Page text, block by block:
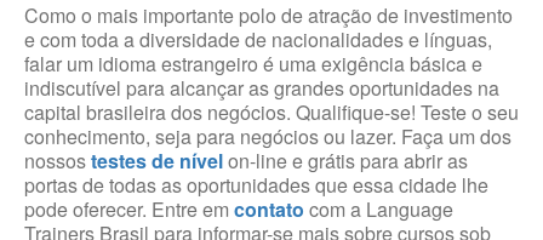
Como o mais importante polo de atração de investimento
e com toda a diversidade de nacionalidades e línguas,
falar um idioma estrangeiro é uma exigência básica e
indiscutível para alcançar as grandes oportunidades na
capital brasileira dos negócios. Qualifique-se! Teste o seu
conhecimento, seja para negócios ou lazer. Faça um dos
nossostestes de nívelon-line e grátis para abrir as
portas de todas as oportunidades que essa cidade lhe
pode oferecer. Entre em contato com a Language
Trainers Brasil para informar-se mais sobre cursos sob